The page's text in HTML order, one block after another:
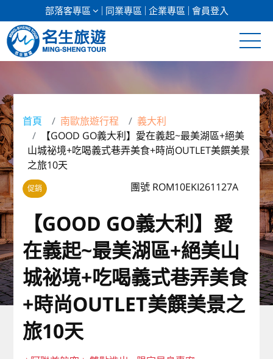
部落客專區 同業專區 企業專區 會員登入
日本專館
郵輪假期
海島假期
韓國
東南亞
美加紐澳
歐洲
首頁 南歐旅遊行程
義大利
【GOOD GO義大利】愛在義起~最美湖區+絕美
山城祕境+吃喝義式巷弄美食+時尚OUTLET美饌美景
之旅10天
促銷 團號 ROM10EKI261127A
【GOOD GO義大利】愛
在義起~最美湖區+絕美山
城祕境+吃喝義式巷弄美食
+時尚OUTLET美饌美景之
旅10天